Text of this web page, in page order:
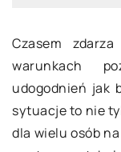
Czasem
warunkach
udogodnień jak
sytuacje to nie
dla wielu osób